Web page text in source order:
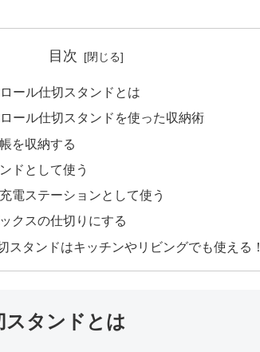
目次
ール仕切スタンドとは
ール仕切スタンドを使った収納術
を収納する
ドとして使う
電ステーションとして使う
クスの仕切りにする
スタンドはキッチンやリビングでも使える！
スタンドとは